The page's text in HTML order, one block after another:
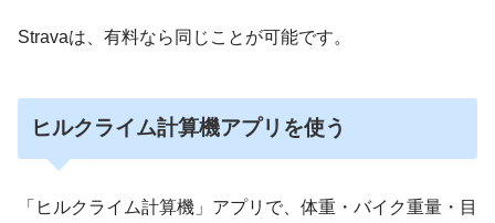
Stravaは、有料なら同じことが可能です。
ヒルクライム計算機アプリを使う
「ヒルクライム計算機」アプリで、体重・バイク重量・目